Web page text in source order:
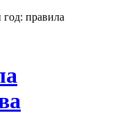
правила